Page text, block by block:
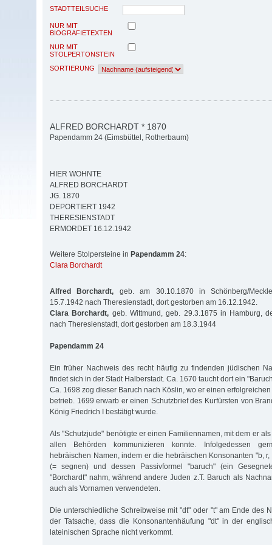
STADTTEILSUCHE
NUR MIT
BIOGRAFIETEXTEN
NUR MIT
STOLPERTONSTEIN
SORTIERUNG
ALFRED BORCHARDT * 1870
Papendamm 24 (Eimsbüttel, Rotherbaum)
HIER WOHNTE
ALFRED BORCHARDT
JG. 1870
DEPORTIERT 1942
THERESIENSTADT
ERMORDET 16.12.1942
Weitere Stolpersteine in Papendamm 24:
Clara Borchardt
Alfred Borchardt, geb. am 30.10.1870 in Schönberg/
15.7.1942 nach Theresienstadt, dort gestorben am 16.12.1942.
Clara Borchardt, geb. Wittmund, geb. 29.3.1875 in Hamburg,
nach Theresienstadt, dort gestorben am 18.3.1944
Papendamm 24
Ein früher Nachweis des recht häufig zu findenden jüdischen
findet sich in der Stadt Halberstadt. Ca. 1670 taucht dort ein
Ca. 1698 zog dieser Baruch nach Köslin, wo er einen
betrieb. 1699 erwarb er einen Schutzbrief des Kurfürsten von
König Friedrich I bestätigt wurde.
Als "Schutzjude" benötigte er einen Familiennamen, mit dem er
allen Behörden kommunizieren konnte. Infolgedessen
hebräischen Namen, indem er die hebräischen Konsonanten "b, r,
(= segnen) und dessen Passivformel "baruch" (ein
"Borchardt" nahm, während andere Juden z.T. Baruch als
auch als Vornamen verwendeten.
Die unterschiedliche Schreibweise mit "dt" oder "t" am Ende des
der Tatsache, dass die Konsonantenhäufung "dt" in der
lateinischen Sprache nicht verkommt.